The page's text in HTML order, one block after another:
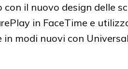
il nuovo design delle
in FaceTime e
modi nuovi con